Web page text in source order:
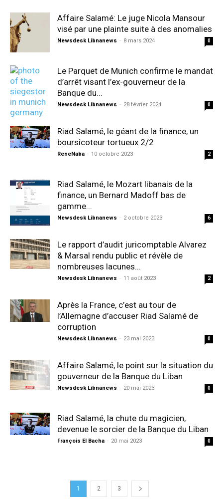
Affaire Salamé: Le juge Nicola Mansour
visé par une plainte suite à des anomalies
Newsdesk Libnanews - 8 mars 2024 0
Le Parquet de Munich confirme le mandat
d’arrêt visant l’ex-gouverneur de la
Banque du...
Newsdesk Libnanews - 28 février 2024 0
Riad Salamé, le géant de la finance, un
boursicoteur tortueux 2/2
ReneNaba - 10 octobre 2023 2
Riad Salamé, le Mozart libanais de la
finance, un Bernard Madoff bas de
gamme...
Newsdesk Libnanews - 2 octobre 2023 6
Le rapport d’audit juricomptable Alvarez
& Marsal rendu public et révèle de
nombreuses lacunes...
Newsdesk Libnanews - 11 août 2023 2
Après la France, c’est au tour de
l’Allemagne d’accuser Riad Salamé de
corruption
Newsdesk Libnanews - 23 mai 2023 0
Affaire Salamé, le point sur la situation du
gouverneur de la Banque du Liban
Newsdesk Libnanews - 20 mai 2023 0
Riad Salamé, la chute du magicien,
devenue le sorcier de la Banque du Liban
François El Bacha - 20 mai 2023 0
1 2 3